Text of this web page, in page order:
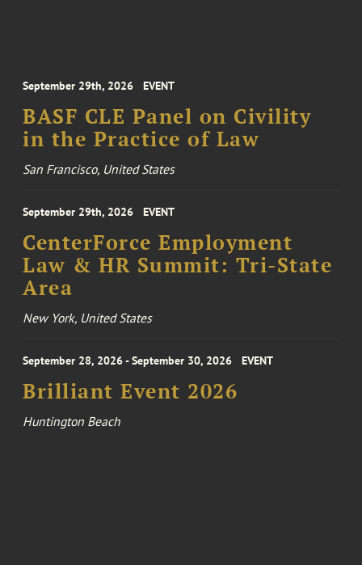
September 29th, 2026 EVENT
BASF CLE Panel on Civility
in the Practice of Law
San Francisco, United States
September 29th, 2026 EVENT
CenterForce Employment
Law & HR Summit: Tri-State
Area
New York, United States
September 28, 2026 - September 30, 2026 EVENT
Brilliant Event 2026
Huntington Beach